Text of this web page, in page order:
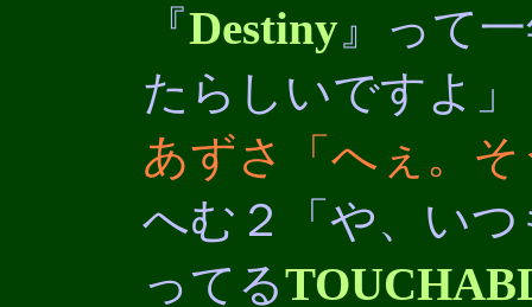
『Destiny 』って
たらしいですよ」
あずさ「へぇ。
へむ２「や、い
ってる